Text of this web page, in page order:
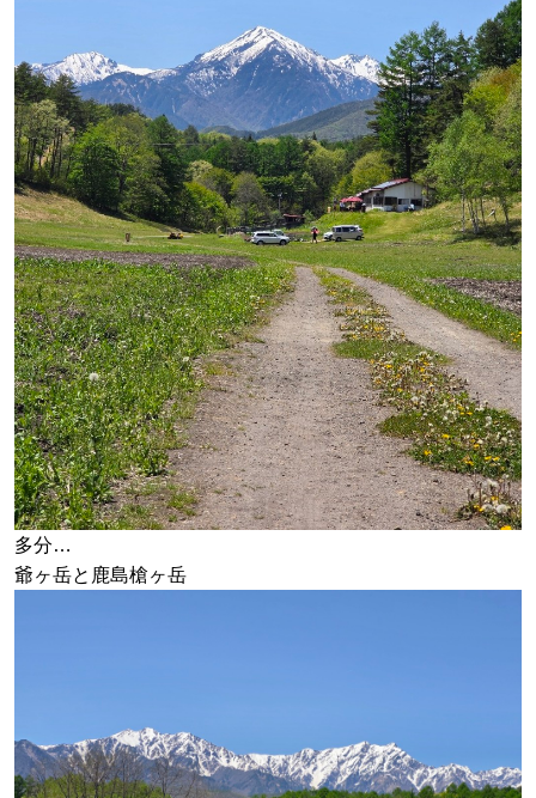
多分…
爺ヶ岳と鹿島槍ヶ岳